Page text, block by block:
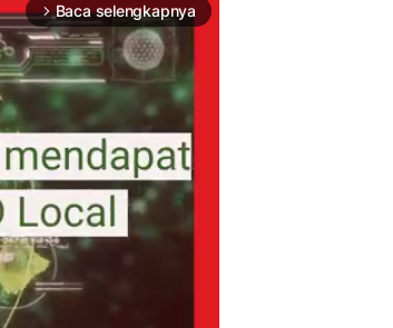
arrow_forward_ios Baca selengkapnya